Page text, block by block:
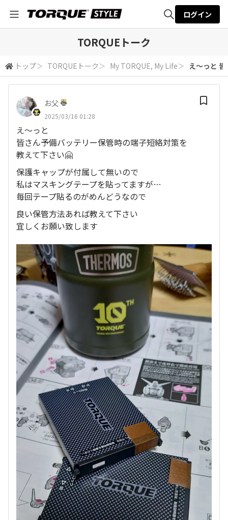
検索
ログイン
TORQUEトーク
トップ＞ TORQUEトーク ＞ My TORQUE, My Life＞ え〜っと
お父
2025/03/16 01:28
え〜っと
皆さん予備バッテリー保管時の端子短絡対策を
教えて下さい🤗
保護キャップが付属して無いので
私はマスキングテープを貼ってますが…
毎回テープ貼るのがめんどうなので
良い保管方法あれば教えて下さい
宜しくお願い致します